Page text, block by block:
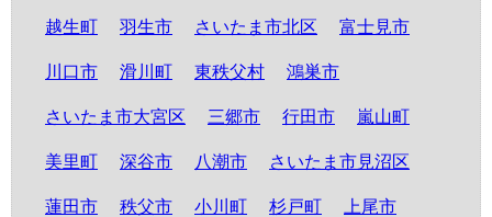
越生町 羽生市 さいたま市北区 富士見市
川口市 滑川町 東秩父村 鴻巣市
さいたま市大宮区 三郷市 行田市 嵐山町
美里町 深谷市 八潮市 さいたま市見沼区
蓮田市 秩父市 小川町 杉戸町 上尾市